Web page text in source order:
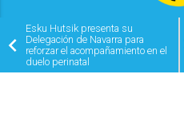
Esku Hutsik presenta su
Delegación de Navarra para
reforzar el acompañamiento en el
duelo perinatal